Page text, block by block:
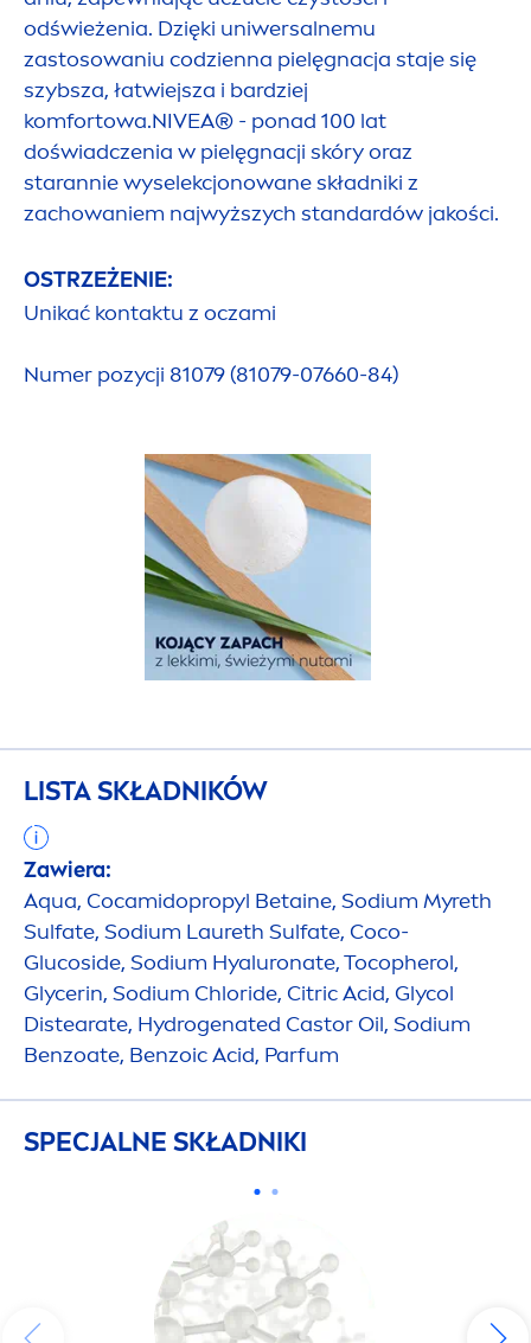
odświeżenia. Dzięki uniwersalnemu
zastosowaniu codzienna pielęgnacja staje się
szybsza, łatwiejsza i bardziej
komfortowa.NIVEA® - ponad 100 lat
doświadczenia w pielęgnacji skóry oraz
starannie wyselekcjonowane składniki z
zachowaniem najwyższych standardów jakości.
OSTRZEŻENIE:
Unikać kontaktu z oczami
Numer pozycji 81079 (81079-07660-84)
LISTA SKŁADNIKÓW
Zawiera:
Aqua, Cocamidopropyl Betaine, Sodium Myreth
Sulfate, Sodium Laureth Sulfate, Coco-
Glucoside, Sodium Hyaluronate, Tocopherol,
Glycerin, Sodium Chloride, Citric Acid, Glycol
Distearate, Hydrogenated Castor Oil, Sodium
Benzoate, Benzoic Acid, Parfum
SPECJALNE SKŁADNIKI